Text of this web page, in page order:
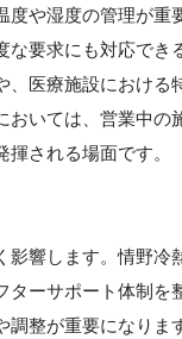
度や湿度の管理が重
な要求にも対応でき
、医療施設における
おいては、営業中の
される場面です。
影響します。情野冷
ターサポート体制を
調整が重要になりま